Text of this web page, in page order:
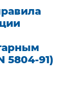
5804-91)